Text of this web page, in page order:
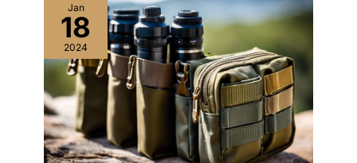
Jan
18
2024